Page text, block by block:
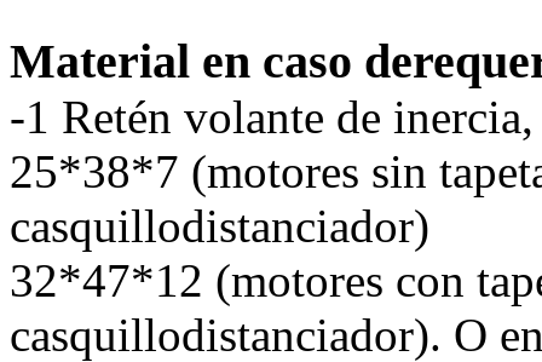
Material en caso
-1 Retén volante de
25*38*7 (motores sin
casquillodistanciador)
32*47*12 (motores con
casquillodistanciador). O